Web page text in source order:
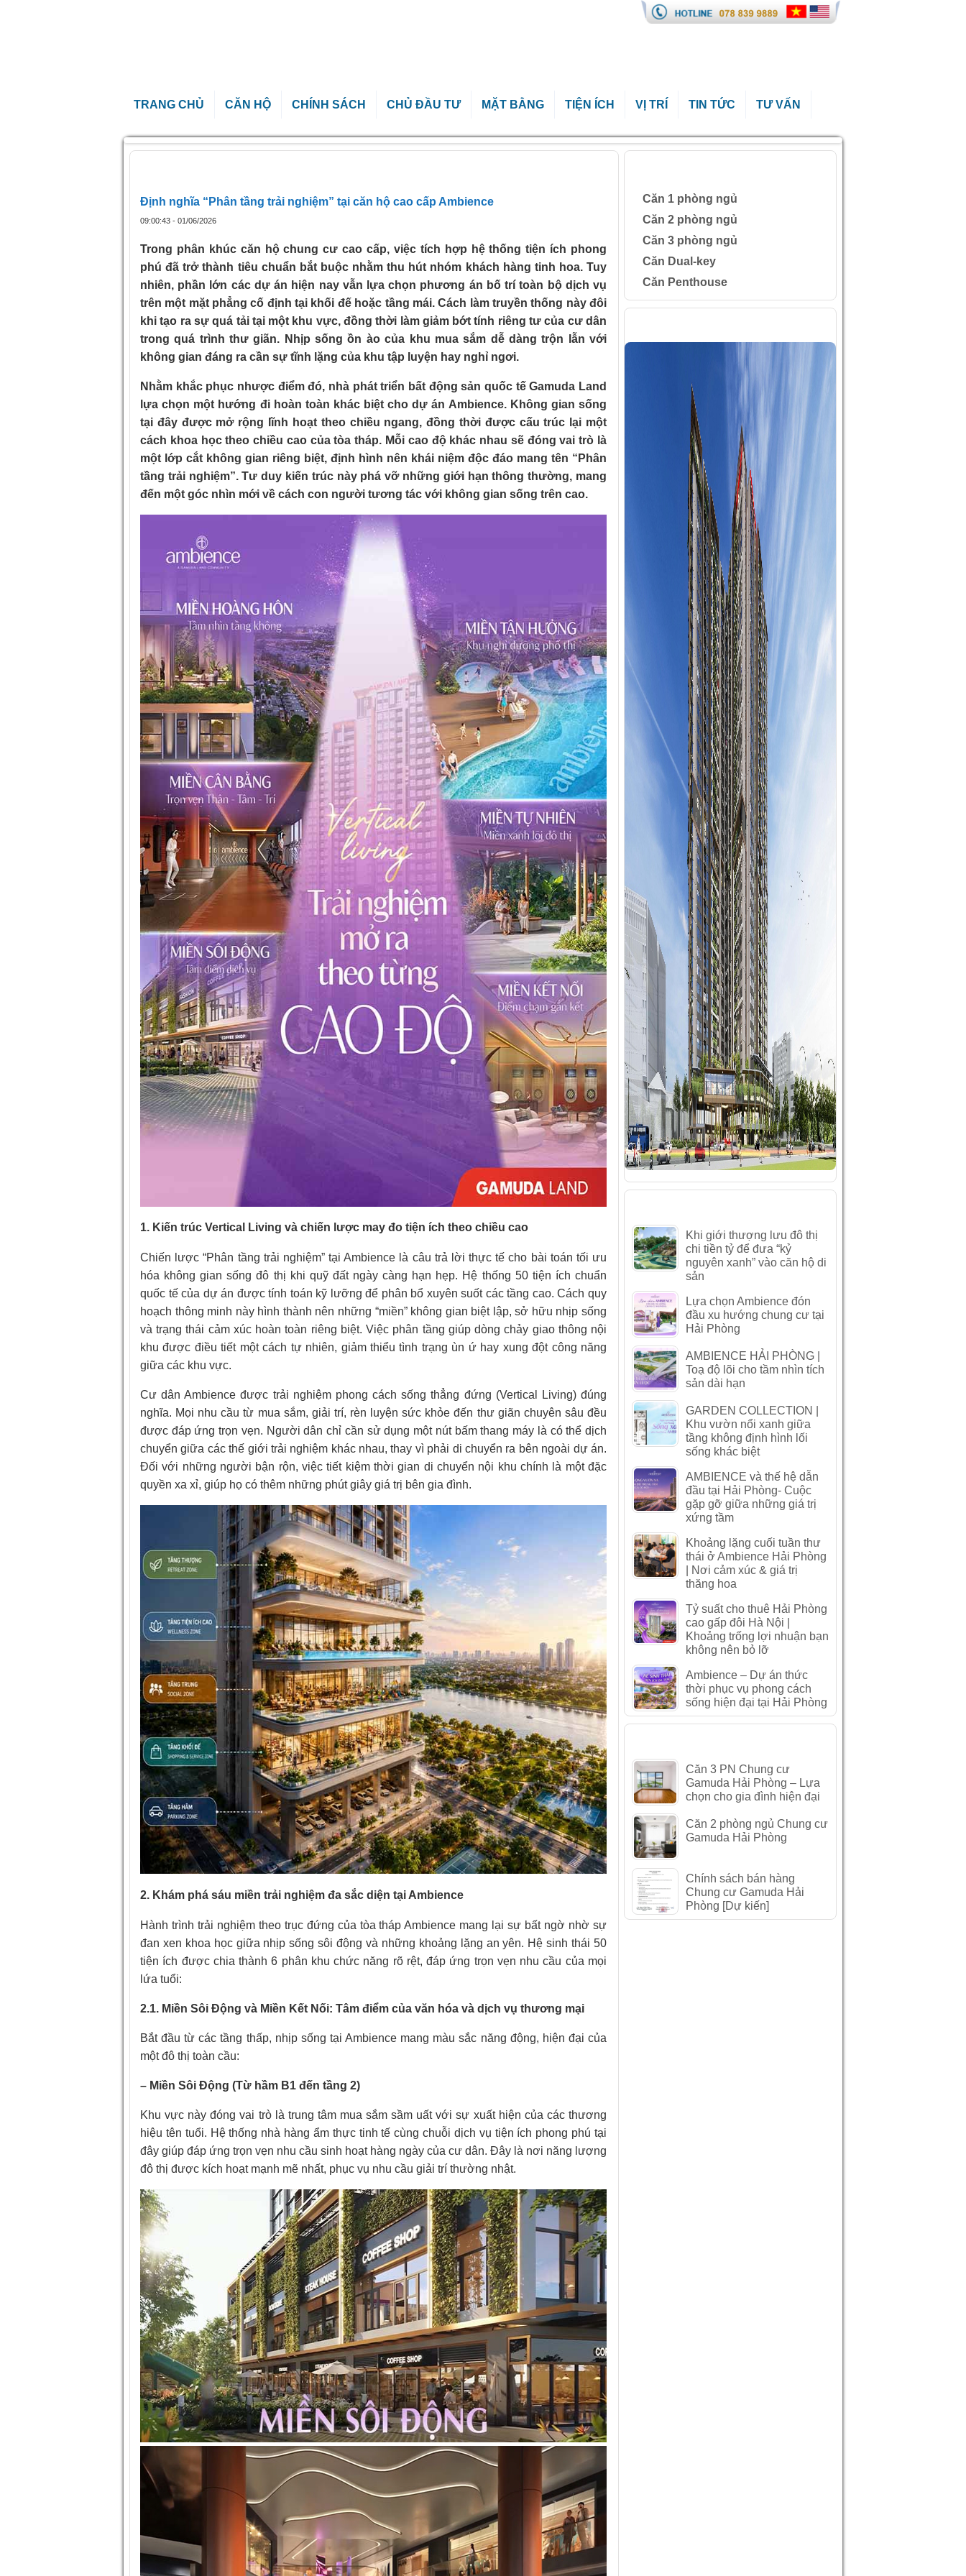
TRANG CHỦ CĂN HỘ CHÍNH SÁCH CHỦ ĐẦU TƯ MẶT BẰNG TIỆN ÍCH VỊ TRÍ TIN TỨC TƯ VẤN
Định nghĩa “Phân tầng trải nghiệm” tại căn hộ cao cấp Ambience
09:00:43 - 01/06/2026
Trong phân khúc căn hộ chung cư cao cấp, việc tích hợp hệ thống tiện ích phong
phú đã trở thành tiêu chuẩn bắt buộc nhằm thu hút nhóm khách hàng tinh hoa. Tuy
nhiên, phần lớn các dự án hiện nay vẫn lựa chọn phương án bố trí toàn bộ dịch vụ
trên một mặt phẳng cố định tại khối đế hoặc tầng mái. Cách làm truyền thống này đôi
khi tạo ra sự quá tải tại một khu vực, đồng thời làm giảm bớt tính riêng tư của cư dân
trong quá trình thư giãn. Nhịp sống ồn ào của khu mua sắm dễ dàng trộn lẫn với
không gian đáng ra cần sự tĩnh lặng của khu tập luyện hay nghỉ ngơi.
Nhằm khắc phục nhược điểm đó, nhà phát triển bất động sản quốc tế Gamuda Land
lựa chọn một hướng đi hoàn toàn khác biệt cho dự án Ambience. Không gian sống
tại đây được mở rộng lĩnh hoạt theo chiều ngang, đồng thời được cấu trúc lại một
cách khoa học theo chiều cao của tòa tháp. Mỗi cao độ khác nhau sẽ đóng vai trò là
một lớp cắt không gian riêng biệt, định hình nên khái niệm độc đáo mang tên “Phân
tầng trải nghiệm”. Tư duy kiến trúc này phá vỡ những giới hạn thông thường, mang
đến một góc nhìn mới về cách con người tương tác với không gian sống trên cao.
1. Kiến trúc Vertical Living và chiến lược may đo tiện ích theo chiều cao
Chiến lược “Phân tầng trải nghiệm” tại Ambience là câu trả lời thực tế cho bài toán tối ưu
hóa không gian sống đô thị khi quỹ đất ngày càng hạn hẹp. Hệ thống 50 tiện ích chuẩn
quốc tế của dự án được tính toán kỹ lưỡng để phân bổ xuyên suốt các tầng cao. Cách quy
hoạch thông minh này hình thành nên những “miền” không gian biệt lập, sở hữu nhịp sống
và trạng thái cảm xúc hoàn toàn riêng biệt. Việc phân tầng giúp dòng chảy giao thông nội
khu được điều tiết một cách tự nhiên, giảm thiểu tình trạng ùn ứ hay xung đột công năng
giữa các khu vực.
Cư dân Ambience được trải nghiệm phong cách sống thẳng đứng (Vertical Living) đúng
nghĩa. Mọi nhu cầu từ mua sắm, giải trí, rèn luyện sức khỏe đến thư giãn chuyên sâu đều
được đáp ứng trọn vẹn. Người dân chỉ cần sử dụng một nút bấm thang máy là có thể dịch
chuyển giữa các thế giới trải nghiệm khác nhau, thay vì phải di chuyển ra bên ngoài dự án.
Đối với những người bận rộn, việc tiết kiệm thời gian di chuyển nội khu chính là một đặc
quyền xa xỉ, giúp họ có thêm những phút giây giá trị bên gia đình.
2. Khám phá sáu miền trải nghiệm đa sắc diện tại Ambience
Hành trình trải nghiệm theo trục đứng của tòa tháp Ambience mang lại sự bất ngờ nhờ sự
đan xen khoa học giữa nhịp sống sôi động và những khoảng lặng an yên. Hệ sinh thái 50
tiện ích được chia thành 6 phân khu chức năng rõ rệt, đáp ứng trọn vẹn nhu cầu của mọi
lứa tuổi:
2.1. Miền Sôi Động và Miền Kết Nối: Tâm điểm của văn hóa và dịch vụ thương mại
Bắt đầu từ các tầng thấp, nhịp sống tại Ambience mang màu sắc năng động, hiện đại của
một đô thị toàn cầu:
– Miền Sôi Động (Từ hầm B1 đến tầng 2)
Khu vực này đóng vai trò là trung tâm mua sắm sầm uất với sự xuất hiện của các thương
hiệu tên tuổi. Hệ thống nhà hàng ẩm thực tinh tế cùng chuỗi dịch vụ tiện ích phong phú tại
đây giúp đáp ứng trọn vẹn nhu cầu sinh hoạt hàng ngày của cư dân. Đây là nơi năng lượng
đô thị được kích hoạt mạnh mẽ nhất, phục vụ nhu cầu giải trí thường nhật.
Căn 1 phòng ngủ
Căn 2 phòng ngủ
Căn 3 phòng ngủ
Căn Dual-key
Căn Penthouse
Khi giới thượng lưu đô thị
chi tiền tỷ để đưa “kỷ
nguyên xanh” vào căn hộ di
sản
Lựa chọn Ambience đón
đầu xu hướng chung cư tại
Hải Phòng
AMBIENCE HẢI PHÒNG |
Toạ độ lõi cho tầm nhìn tích
sản dài hạn
GARDEN COLLECTION |
Khu vườn nổi xanh giữa
tầng không định hình lối
sống khác biệt
AMBIENCE và thế hệ dẫn
đầu tại Hải Phòng- Cuộc
gặp gỡ giữa những giá trị
xứng tầm
Khoảng lặng cuối tuần thư
thái ở Ambience Hải Phòng
| Nơi cảm xúc & giá trị
thăng hoa
Tỷ suất cho thuê Hải Phòng
cao gấp đôi Hà Nội |
Khoảng trống lợi nhuận bạn
không nên bỏ lỡ
Ambience – Dự án thức
thời phục vụ phong cách
sống hiện đại tại Hải Phòng
Căn 3 PN Chung cư
Gamuda Hải Phòng – Lựa
chọn cho gia đình hiện đại
Căn 2 phòng ngủ Chung cư
Gamuda Hải Phòng
Chính sách bán hàng
Chung cư Gamuda Hải
Phòng [Dự kiến]